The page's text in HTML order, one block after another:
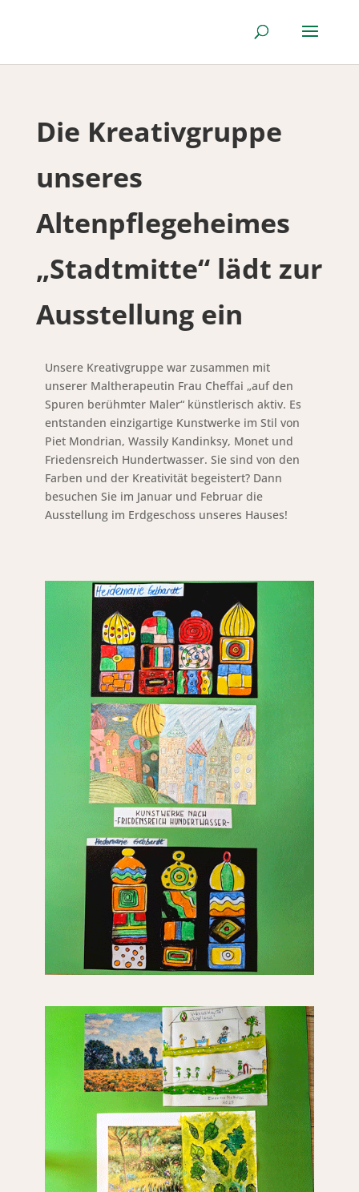
Die Kreativgruppe
unseres
Altenpflegeheimes
„Stadtmitte“ lädt zur
Ausstellung ein
Unsere Kreativgruppe war zusammen mit
unserer Maltherapeutin Frau Cheffai „auf den
Spuren berühmter Maler“ künstlerisch aktiv. Es
entstanden einzigartige Kunstwerke im Stil von
Piet Mondrian, Wassily Kandinksy, Monet und
Friedensreich Hundertwasser. Sie sind von den
Farben und der Kreativität begeistert? Dann
besuchen Sie im Januar und Februar die
Ausstellung im Erdgeschoss unseres Hauses!